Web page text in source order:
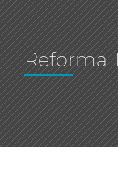
Reforma